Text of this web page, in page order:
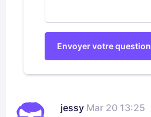
Envoyer votre question
jessy Mar 20 13:25